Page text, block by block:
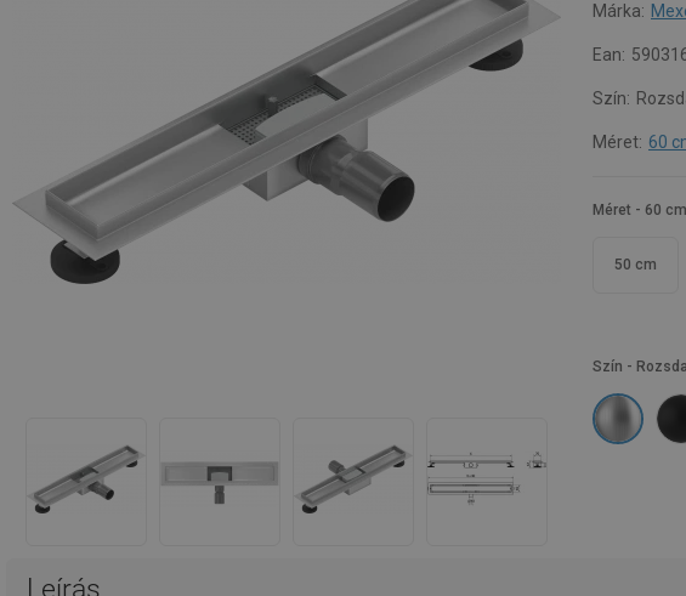
Márka:
Ean:
Szín:
Méret: 60
Méret - 60 cm
50 cm
Szín -
Leírás